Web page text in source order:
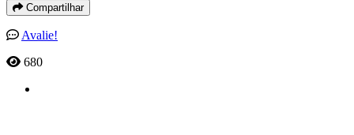
Compartilhar
Avalie!
680